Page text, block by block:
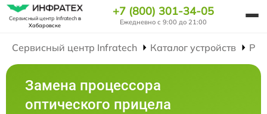
Сервисный центр Infratechв
Хабаровске
+7 (800) 301-34-05
Ежедневно с 9:00 до 21:00
Сервисный центр Infratech Каталог устройств
Замена процессора
оптического прицела